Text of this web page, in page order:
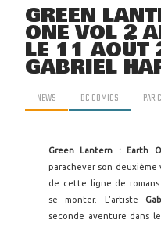
GREEN
ONE VOL 2
LE 11 AOÛT
GABRIEL
NEWS DC COMICS PAR
Green Lantern : Earth
parachever son deuxième
de cette ligne de
se monter. L'artiste
seconde aventure dans